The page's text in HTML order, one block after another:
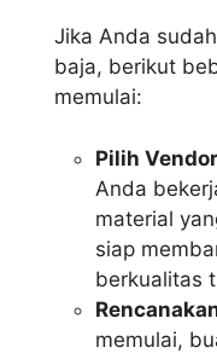
Jika Anda
baja, berikut
memulai:
Pilih
Anda
material
siap
berkualitas
memulai,